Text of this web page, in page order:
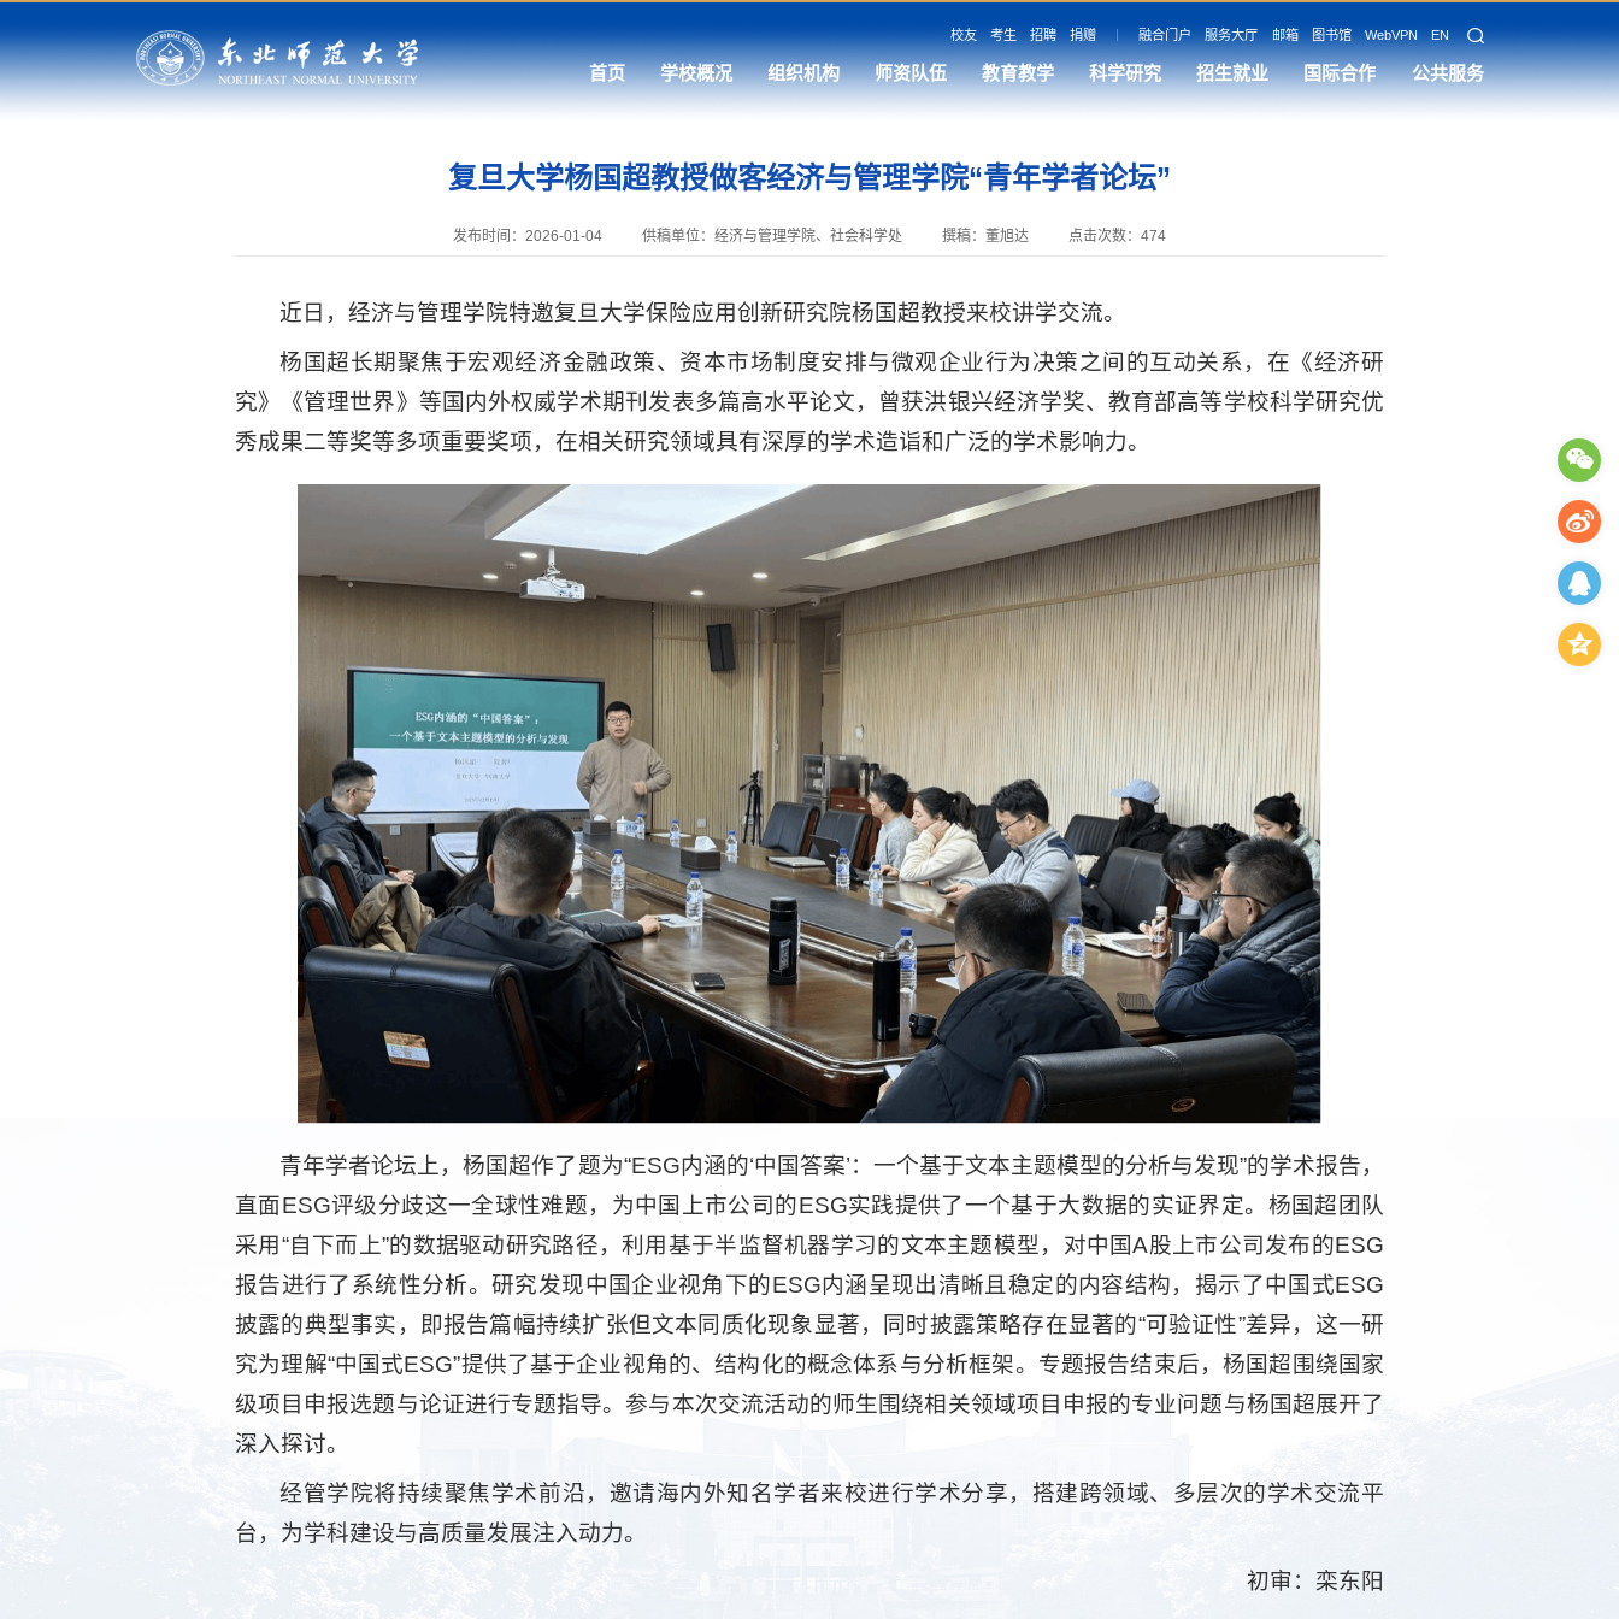
校友 考生 招聘 捐赠 融合门户 服务大厅 邮箱 图书馆 WebVPN EN
首页 学校概况 组织机构 师资队伍 教育教学 科学研究 招生就业 国际合作 公共服务
复旦大学杨国超教授做客经济与管理学院“青年学者论坛”
发布时间：2026-01-04 供稿单位：经济与管理学院、社会科学处 撰稿：董旭达 点击次数： 474
近日，经济与管理学院特邀复旦大学保险应用创新研究院杨国超教授来校讲学交流。
杨国超长期聚焦于宏观经济金融政策、资本市场制度安排与微观企业行为决策之间的互动关系，在《经济研
究》《管理世界》等国内外权威学术期刊发表多篇高水平论文，曾获洪银兴经济学奖、教育部高等学校科学研究优
秀成果二等奖等多项重要奖项，在相关研究领域具有深厚的学术造诣和广泛的学术影响力。
青年学者论坛上，杨国超作了题为“ESG内涵的‘中国答案’：一个基于文本主题模型的分析与发现”的学术报告，
直面ESG评级分歧这一全球性难题，为中国上市公司的ESG实践提供了一个基于大数据的实证界定。杨国超团队
采用“自下而上”的数据驱动研究路径，利用基于半监督机器学习的文本主题模型，对中国A股上市公司发布的ESG
报告进行了系统性分析。研究发现中国企业视角下的ESG内涵呈现出清晰且稳定的内容结构，揭示了中国式ESG
披露的典型事实，即报告篇幅持续扩张但文本同质化现象显著，同时披露策略存在显著的“可验证性”差异，这一研
究为理解“中国式ESG”提供了基于企业视角的、结构化的概念体系与分析框架。专题报告结束后，杨国超围绕国家
级项目申报选题与论证进行专题指导。参与本次交流活动的师生围绕相关领域项目申报的专业问题与杨国超展开了
深入探讨。
经管学院将持续聚焦学术前沿，邀请海内外知名学者来校进行学术分享，搭建跨领域、多层次的学术交流平
台，为学科建设与高质量发展注入动力。
初审：栾东阳